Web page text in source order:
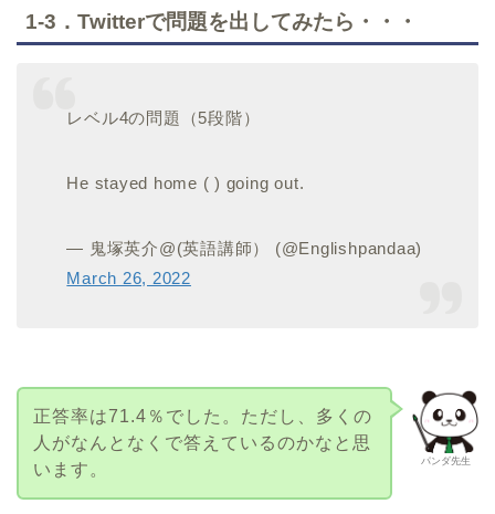
1-3．Twitterで問題を出してみたら・・・
レベル4の問題（5段階）
He stayed home ( ) going out.
— 鬼塚英介@(英語講師） (@Englishpandaa)
March 26, 2022
パンダ先生
正答率は71.4％でした。ただし、多くの
人がなんとなくで答えているのかなと思
います。